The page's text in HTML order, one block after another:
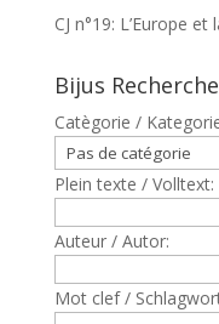
CJ n°19: L’Europe
Bijus Recherche
Catègorie /
Plein texte / Volltext:
Auteur / Autor:
Mot clef /